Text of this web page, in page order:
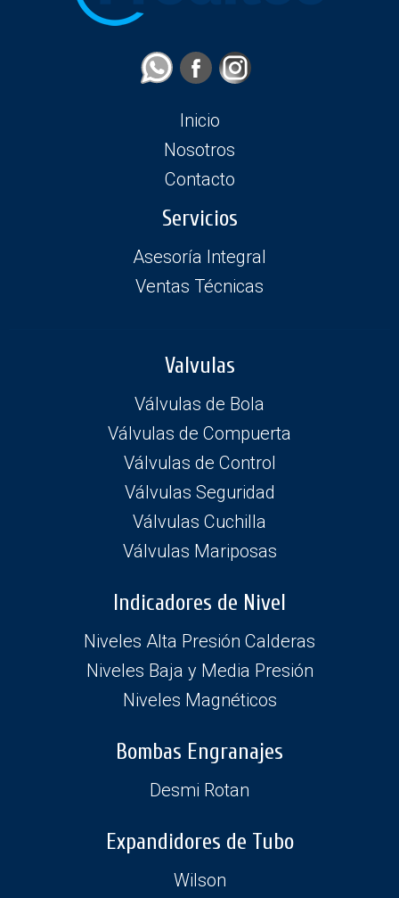
Inicio
Nosotros
Contacto
Servicios
Asesoría Integral
Ventas Técnicas
Valvulas
Válvulas de Bola
Válvulas de Compuerta
Válvulas de Control
Válvulas Seguridad
Válvulas Cuchilla
Válvulas Mariposas
Indicadores de Nivel
Niveles Alta Presión Calderas
Niveles Baja y Media Presión
Niveles Magnéticos
Bombas Engranajes
Desmi Rotan
Expandidores de Tubo
Wilson